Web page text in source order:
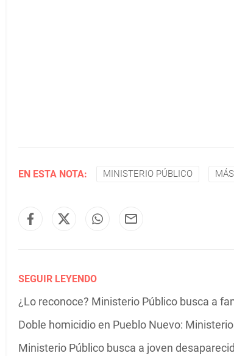
EN ESTA NOTA: MINISTERIO PÚBLICO
SEGUIR LEYENDO
¿Lo reconoce? Ministerio Público busca a
Doble homicidio en Pueblo Nuevo:
Ministerio Público busca a joven